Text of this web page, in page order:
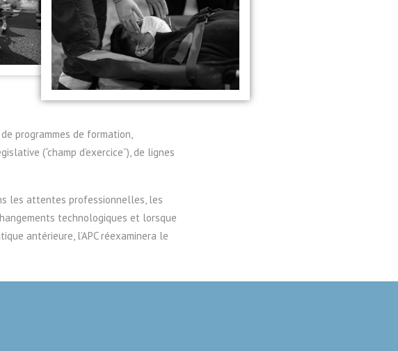
programmes de formation,
(“champ d’exercice”), de lignes
les attentes professionnelles, les
technologiques et lorsque
antérieure, l’APC réexaminera le